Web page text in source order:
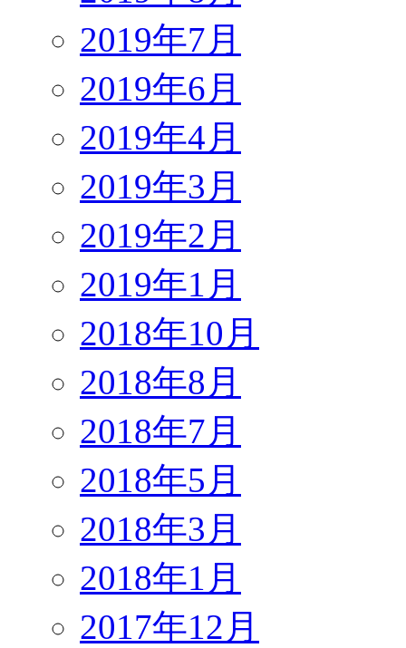
2019年7月
2019年6月
2019年4月
2019年3月
2019年2月
2019年1月
2018年10月
2018年8月
2018年7月
2018年5月
2018年3月
2018年1月
2017年12月